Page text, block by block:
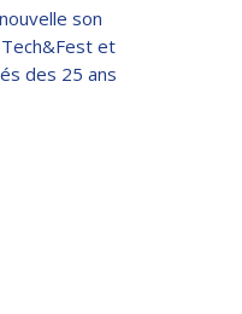
son
et
des 25 ans